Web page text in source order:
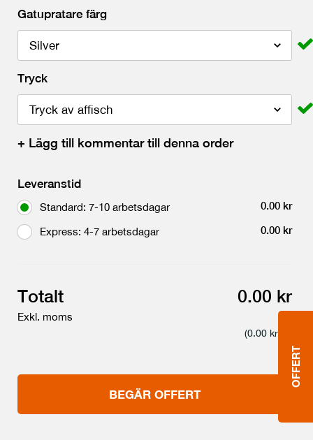
Gatupratare färg
Tryck
+ Lägg till kommentar till denna order
Leveranstid
Standard: 7-10 arbetsdagar 0.00 kr
Express: 4-7 arbetsdagar 0.00 kr
Totalt
Exkl. moms
0.00 kr
(0.00 kr/st)
BEGÄR OFFERT
OFFERT